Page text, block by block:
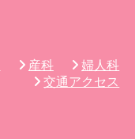
産科
婦人科
交通アクセス